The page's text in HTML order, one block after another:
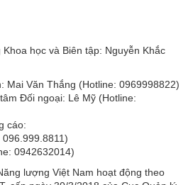
học và Biên tập: Nguyễn Khắc
Mai Văn Thắng (Hotline: 0969998822)
Đối ngoại: Lê Mỹ (Hotline:
cáo:
0942632014)
lượng Việt Nam hoạt động theo